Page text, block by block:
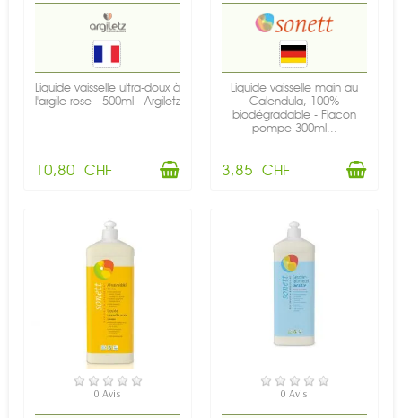
Liquide vaisselle ultra-doux à
l'argile rose - 500ml - Argiletz
10,80 CHF
Liquide vaisselle main au
Calendula, 100%
biodégradable - Flacon
pompe 300ml...
3,85 CHF
EN STOCK
0 Avis
EN STOCK
0 Avis